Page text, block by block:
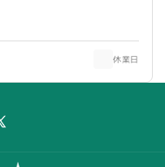
休業日